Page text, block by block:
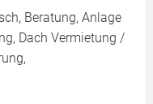
Beratung, Anlage
Dach Vermietung /